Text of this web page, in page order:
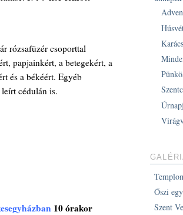
rózsafüzér csoporttal
papjainkért, a betegekért, a
és a békéért. Egyéb
cédulán is.
10 órakor
Őszi
Szent